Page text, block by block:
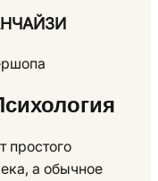
простого
а обычное